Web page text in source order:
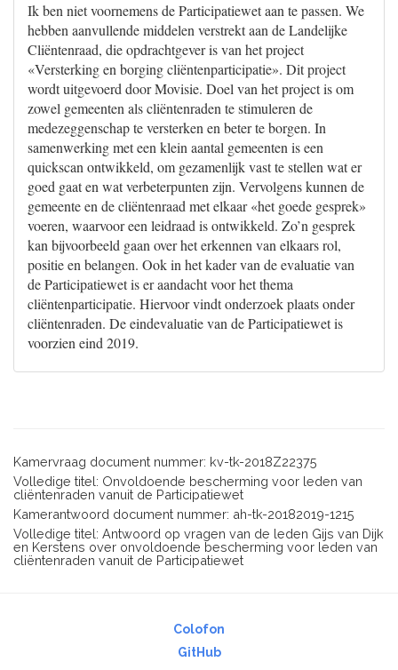
Ik ben niet voornemens de Participatiewet aan te passen. We
hebben aanvullende middelen verstrekt aan de Landelijke
Cliëntenraad, die opdrachtgever is van het project
«Versterking en borging cliëntenparticipatie». Dit project
wordt uitgevoerd door Movisie. Doel van het project is om
zowel gemeenten als cliëntenraden te stimuleren de
medezeggenschap te versterken en beter te borgen. In
samenwerking met een klein aantal gemeenten is een
quickscan ontwikkeld, om gezamenlijk vast te stellen wat er
goed gaat en wat verbeterpunten zijn. Vervolgens kunnen de
gemeente en de cliëntenraad met elkaar «het goede gesprek»
voeren, waarvoor een leidraad is ontwikkeld. Zo’n gesprek
kan bijvoorbeeld gaan over het erkennen van elkaars rol,
positie en belangen. Ook in het kader van de evaluatie van
de Participatiewet is er aandacht voor het thema
cliëntenparticipatie. Hiervoor vindt onderzoek plaats onder
cliëntenraden. De eindevaluatie van de Participatiewet is
voorzien eind 2019.
Kamervraag document nummer: kv-tk-2018Z22375
Volledige titel: Onvoldoende bescherming voor leden van
cliëntenraden vanuit de Participatiewet
Kamerantwoord document nummer: ah-tk-20182019-1215
Volledige titel: Antwoord op vragen van de leden Gijs van Dijk
en Kerstens over onvoldoende bescherming voor leden van
cliëntenraden vanuit de Participatiewet
Colofon
GitHub